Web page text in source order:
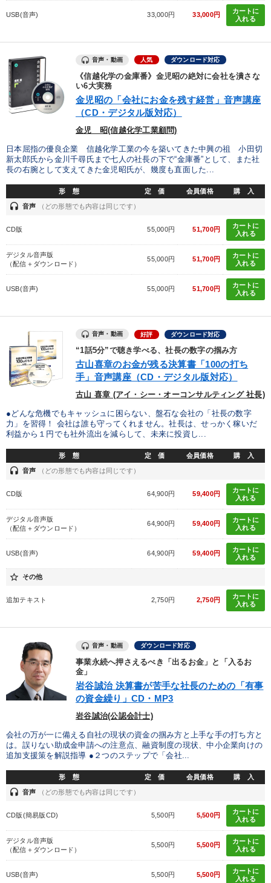
USB(音声) 33,000円 33,000円
カートに
入れる
音声・動画 人気 ダウンロード対応
《信越化学の金庫番》金児昭の絶対に会社を潰さな
い6大実務
金児昭の「会社にお金を残す経営」音声講座
（CD・デジタル版対応）
金児 昭(信越化学工業顧問)
日本屈指の優良企業 信越化学工業の今を築いてきた中興の祖 小田切
新太郎氏から金川千尋氏まで七人の社長の下で“金庫番”として、また社
長の右腕として支えてきた金児昭氏が、幾度も直面した...
形 態 定 価 会員価格 購 入
headset 音声 （どの形態でも内容は同じです）
CD版 55,000円 51,700円
カートに
入れる
デジタル音声版
（配信＋ダウンロード）
55,000円 51,700円
カートに
入れる
USB(音声) 55,000円 51,700円
カートに
入れる
音声・動画 好評 ダウンロード対応
“1話5分”で聴き学べる、社長の数字の掴み方
古山喜章のお金が残る決算書「100の打ち
手」音声講座（CD・デジタル版対応）
古山 喜章 (アイ・シー・オーコンサルティング 社長)
●どんな危機でもキャッシュに困らない、盤石な会社の「社長の数字
力」を習得！ 会社は誰も守ってくれません。社長は、せっかく稼いだ
利益から１円でも社外流出を減らして、未来に投資し...
形 態 定 価 会員価格 購 入
headset 音声 （どの形態でも内容は同じです）
CD版 64,900円 59,400円
カートに
入れる
デジタル音声版
（配信＋ダウンロード）
64,900円 59,400円
カートに
入れる
USB(音声) 64,900円 59,400円
カートに
入れる
star_border その他
追加テキスト 2,750円 2,750円
カートに
入れる
音声・動画 ダウンロード対応
事業永続へ押さえるべき「出るお金」と「入るお
金」
岩谷誠治 決算書が苦手な社長のための「有事
の資金繰り」CD・MP3
岩谷誠治(公認会計士)
会社の万が一に備える自社の現状の資金の掴み方と上手な手の打ち方と
は。誤りない助成金申請への注意点、融資制度の現状、中小企業向けの
追加支援策を解説指導 ●２つのステップで「会社...
形 態 定 価 会員価格 購 入
headset 音声 （どの形態でも内容は同じです）
CD版(簡易版CD) 5,500円 5,500円
カートに
入れる
デジタル音声版
（配信＋ダウンロード）
5,500円 5,500円
カートに
入れる
USB(音声) 5,500円 5,500円
カートに
入れる